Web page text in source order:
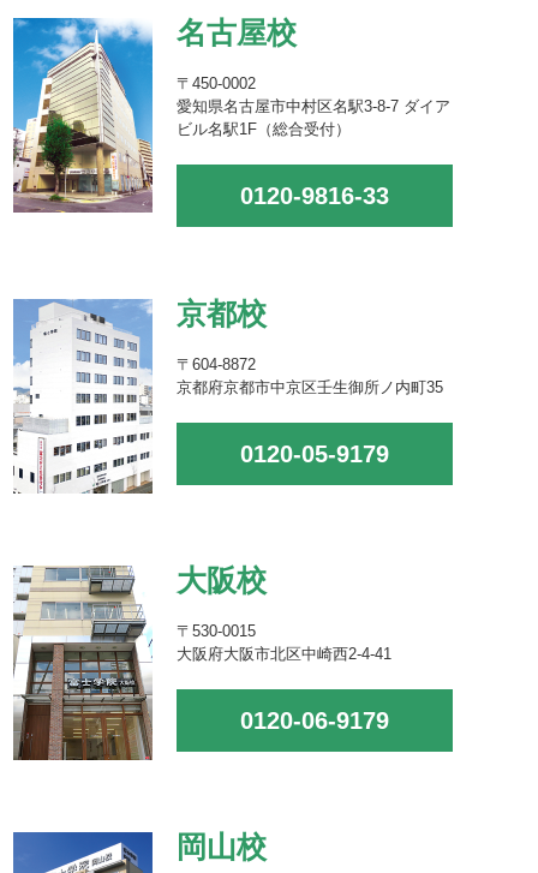
名古屋校
〒450-0002
愛知県名古屋市中村区名駅3-8-7 ダイア
ビル名駅1F（総合受付）
0120-9816-33
京都校
〒604-8872
京都府京都市中京区壬生御所ノ内町35
0120-05-9179
大阪校
〒530-0015
大阪府大阪市北区中崎西2-4-41
0120-06-9179
岡山校